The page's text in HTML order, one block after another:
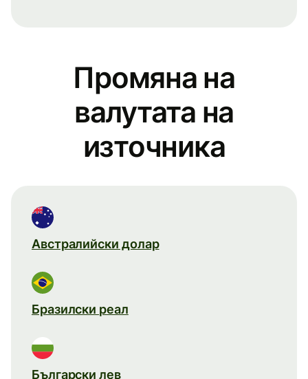
Промяна на
валутата на
източника
Австралийски долар
Бразилски реал
Български лев